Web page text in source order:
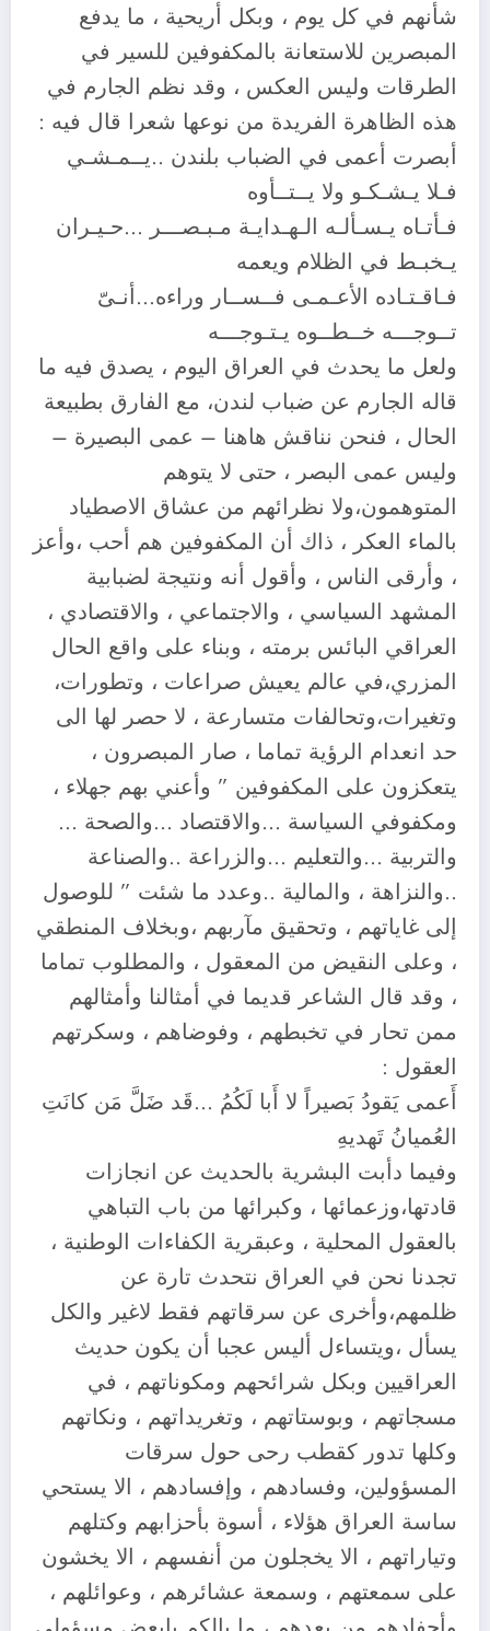
شأنهم في كل يوم ، وبكل أريحية ، ما يدفع
المبصرين للاستعانة بالمكفوفين للسير في
الطرقات وليس العكس ، وقد نظم الجارم في
هذه الظاهرة الفريدة من نوعها شعرا قال فيه :
أبصرت أعمى في الضباب بلندن ..يــمـشـي
فـلا يـشـكـو ولا يــتــأوه
فـأتـاه يـسـألـه الـهـدايـة مـبـصـــر …حـيـران
يـخبـط في الظلام ويعمه
فـاقـتـاده الأعـمـى فــســار وراءه…أنـىّ
تــوجـــه خــطــوه يـتـوجـــه
ولعل ما يحدث في العراق اليوم ، يصدق فيه ما
قاله الجارم عن ضباب لندن، مع الفارق بطبيعة
الحال ، فنحن نناقش هاهنا – عمى البصيرة –
وليس عمى البصر ، حتى لا يتوهم
المتوهمون،ولا نظرائهم من عشاق الاصطياد
بالماء العكر ، ذاك أن المكفوفين هم أحب ،وأعز
، وأرقى الناس ، وأقول أنه ونتيجة لضبابية
المشهد السياسي ، والاجتماعي ، والاقتصادي ،
العراقي البائس برمته ، وبناء على واقع الحال
المزري،في عالم يعيش صراعات ، وتطورات،
وتغيرات،وتحالفات متسارعة ، لا حصر لها الى
حد انعدام الرؤية تماما ، صار المبصرون ،
يتعكزون على المكفوفين ” وأعني بهم جهلاء ،
ومكفوفي السياسة …والاقتصاد …والصحة …
والتربية …والتعليم …والزراعة ..والصناعة
..والنزاهة ، والمالية ..وعدد ما شئت ” للوصول
إلى غاياتهم ، وتحقيق مآربهم ،وبخلاف المنطقي
، وعلى النقيض من المعقول ، والمطلوب تماما
، وقد قال الشاعر قديما في أمثالنا وأمثالهم
ممن تحار في تخبطهم ، وفوضاهم ، وسكرتهم
العقول :
أَعمى يَقودُ بَصيراً لا أَبا لَكُمُ …قَد ضَلَّ مَن كانَتِ
العُميانُ تَهديهِ
وفيما دأبت البشرية بالحديث عن انجازات
قادتها،وزعمائها ، وكبرائها من باب التباهي
بالعقول المحلية ، وعبقرية الكفاءات الوطنية ،
تجدنا نحن في العراق نتحدث تارة عن
ظلمهم،وأخرى عن سرقاتهم فقط لاغير والكل
يسأل ،ويتساءل أليس عجبا أن يكون حديث
العراقيين وبكل شرائحهم ومكوناتهم ، في
مسجاتهم ، وبوستاتهم ، وتغريداتهم ، ونكاتهم
وكلها تدور كقطب رحى حول سرقات
المسؤولين، وفسادهم ، وإفسادهم ، الا يستحي
ساسة العراق هؤلاء ، أسوة بأحزابهم وكتلهم
وتياراتهم ، الا يخجلون من أنفسهم ، الا يخشون
على سمعتهم ، وسمعة عشائرهم ، وعوائلهم ،